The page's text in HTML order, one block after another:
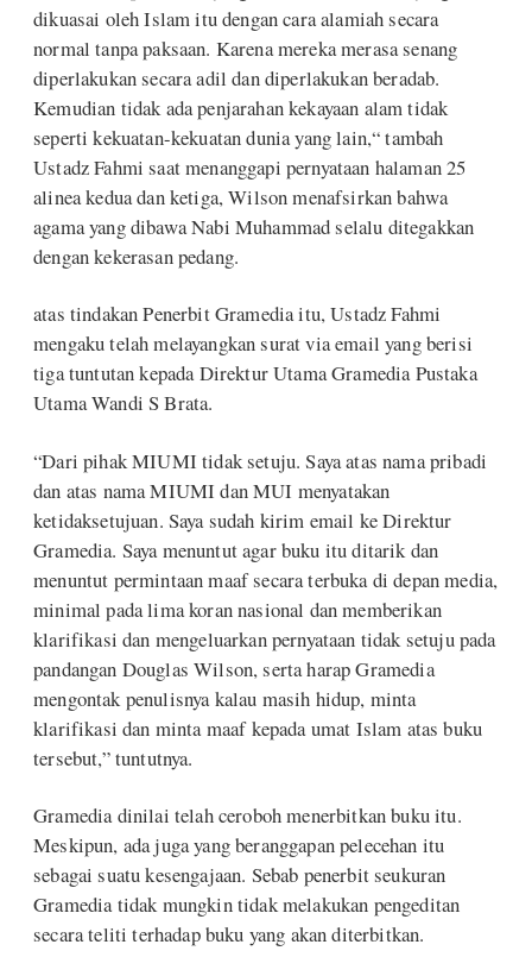
dikuasai oleh Islam itu dengan cara alamiah secara
normal tanpa paksaan. Karena mereka merasa senang
diperlakukan secara adil dan diperlakukan beradab.
Kemudian tidak ada penjarahan kekayaan alam tidak
seperti kekuatan-kekuatan dunia yang lain,“ tambah
Ustadz Fahmi saat menanggapi pernyataan halaman 25
alinea kedua dan ketiga, Wilson menafsirkan bahwa
agama yang dibawa Nabi Muhammad selalu ditegakkan
dengan kekerasan pedang.
atas tindakan Penerbit Gramedia itu, Ustadz Fahmi
mengaku telah melayangkan surat via email yang berisi
tiga tuntutan kepada Direktur Utama Gramedia Pustaka
Utama Wandi S Brata.
“Dari pihak MIUMI tidak setuju. Saya atas nama pribadi
dan atas nama MIUMI dan MUI menyatakan
ketidaksetujuan. Saya sudah kirim email ke Direktur
Gramedia. Saya menuntut agar buku itu ditarik dan
menuntut permintaan maaf secara terbuka di depan media,
minimal pada lima koran nasional dan memberikan
klarifikasi dan mengeluarkan pernyataan tidak setuju pada
pandangan Douglas Wilson, serta harap Gramedia
mengontak penulisnya kalau masih hidup, minta
klarifikasi dan minta maaf kepada umat Islam atas buku
tersebut,” tuntutnya.
Gramedia dinilai telah ceroboh menerbitkan buku itu.
Meskipun, ada juga yang beranggapan pelecehan itu
sebagai suatu kesengajaan. Sebab penerbit seukuran
Gramedia tidak mungkin tidak melakukan pengeditan
secara teliti terhadap buku yang akan diterbitkan.